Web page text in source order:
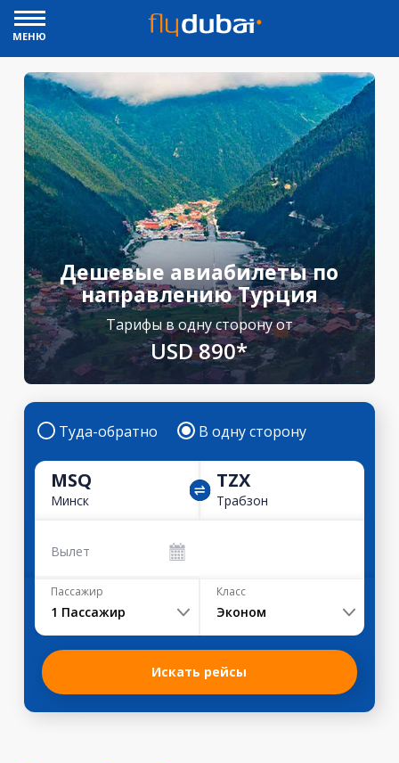
МЕНЮ
Дешевые авиабилеты по
направлению Турция
Тарифы в одну сторону от
USD 890*
Туда-обратно В одну сторону
MSQ
Минск
TZX
Трабзон
Вылет
Пассажир
1 Пассажир
Класс
Эконом
Искать рейсы